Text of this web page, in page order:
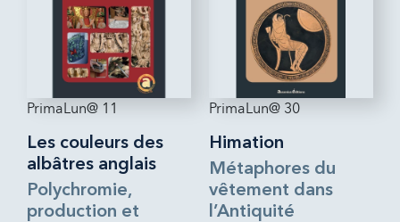
PrimaLun@ 11
Les couleurs des
albâtres anglais
Polychromie,
production et
PrimaLun@ 30
Himation
Métaphores du
vêtement dans
l’Antiquité